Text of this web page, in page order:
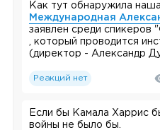
iPhone. )
И, само собой, будет
ваших донатов — если
Как тут обнаружила наша
Международная
заявлен среди
, который проводится
(директор - Александр
Реакций нет
Если бы Камала Харрис
войны не было бы.